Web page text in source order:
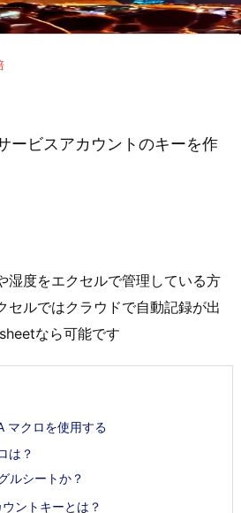
ービスアカウントのキーを作
湿度をエクセルで管理している方
セルではクラウドで自動記録が出
なら可能です
マクロを使用する
は？
ルシートか？
ントキーとは？